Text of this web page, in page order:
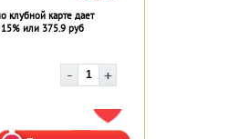
клубной карте дает
или 375.9 руб
ДОБАВИТЬ В ИЗБРАННОЕ